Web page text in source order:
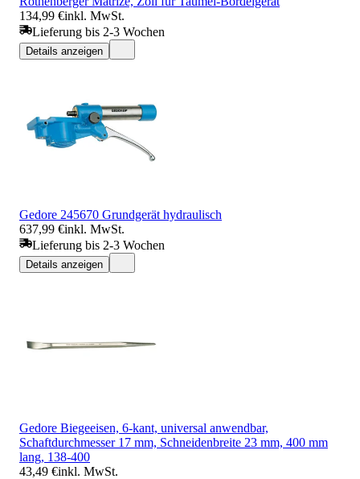
134,99 €inkl. MwSt.
Lieferung bis 2-3 Wochen
Details anzeigen
Gedore 245670 Grundgerät hydraulisch
637,99 €inkl. MwSt.
Lieferung bis 2-3 Wochen
Details anzeigen
Gedore Biegeeisen, 6-kant, universal anwendbar,
Schaftdurchmesser 17 mm, Schneidenbreite 23 mm, 400 mm
lang, 138-400
43,49 €inkl. MwSt.